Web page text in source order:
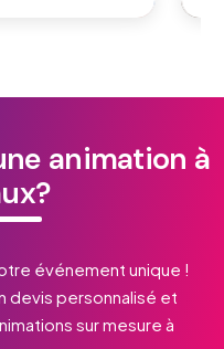
animation à
événement unique !
devis personnalisé et
sur mesure à